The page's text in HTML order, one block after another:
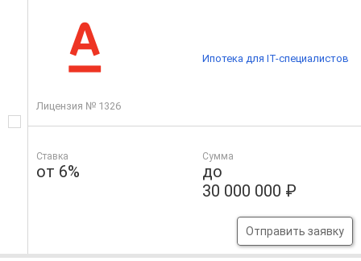
Лицензия № 1326
Ставка
от 6%
Сумма
до
30 000 000 ₽
Отправить заявку
Ипотека для IT-специалистов